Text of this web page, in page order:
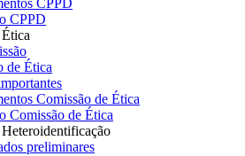
CPPD
CPPD
de Ética
Comissão de Ética
Comissão de Ética
preliminares